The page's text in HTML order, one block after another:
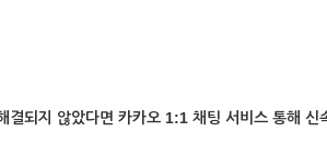
결되지 않았다면 카카오 1:1 채팅 서비스 통해 신